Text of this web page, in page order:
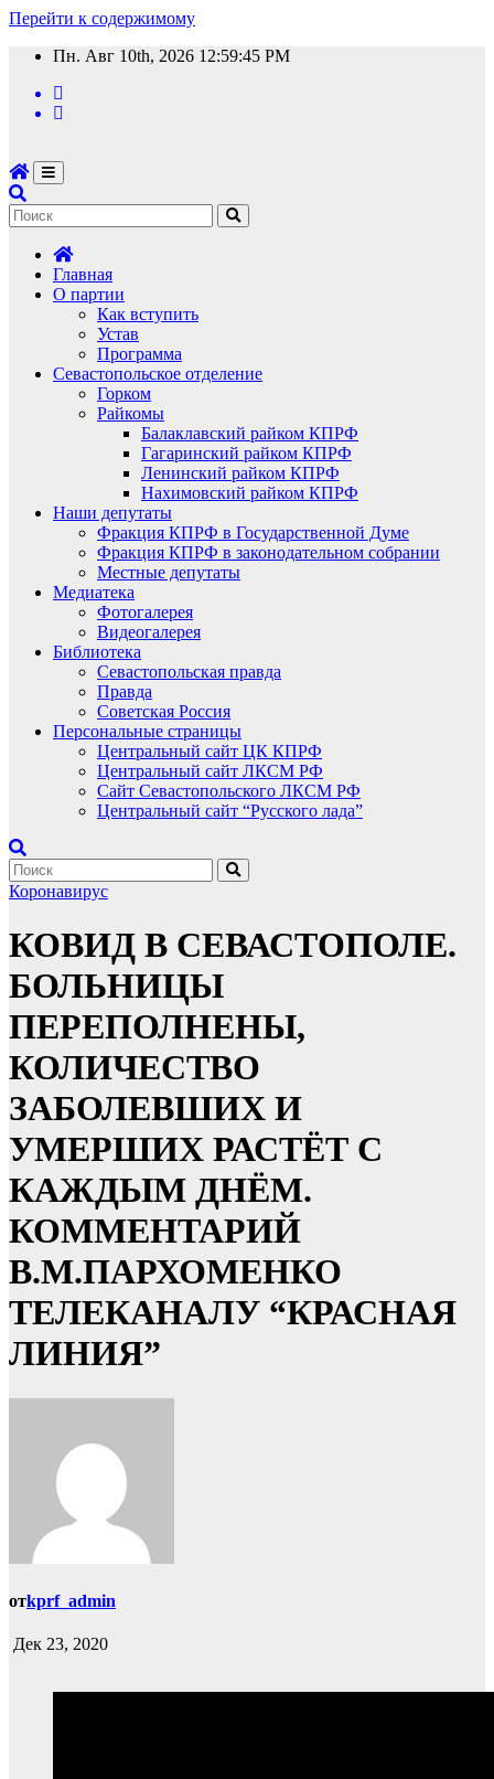
Перейти к содержимому
Пн. Авг 10th, 2026 12:59:46 PM
Главная
О партии
Как вступить
Устав
Программа
Севастопольское отделение
Горком
Райкомы
Балаклавский райком КПРФ
Гагаринский райком КПРФ
Ленинский райком КПРФ
Нахимовский райком КПРФ
Наши депутаты
Фракция КПРФ в Государственной Думе
Фракция КПРФ в законодательном собрании
Местные депутаты
Медиатека
Фотогалерея
Видеогалерея
Библиотека
Севастопольская правда
Правда
Советская Россия
Персональные страницы
Центральный сайт ЦК КПРФ
Центральный сайт ЛКСМ РФ
Сайт Севастопольского ЛКСМ РФ
Центральный сайт “Русского лада”
Коронавирус
КОВИД В СЕВАСТОПОЛЕ.
БОЛЬНИЦЫ
ПЕРЕПОЛНЕНЫ,
КОЛИЧЕСТВО
ЗАБОЛЕВШИХ И
УМЕРШИХ РАСТЁТ С
КАЖДЫМ ДНЁМ.
КОММЕНТАРИЙ
В.М.ПАРХОМЕНКО
ТЕЛЕКАНАЛУ “КРАСНАЯ
ЛИНИЯ”
отkprf_admin
Дек 23, 2020